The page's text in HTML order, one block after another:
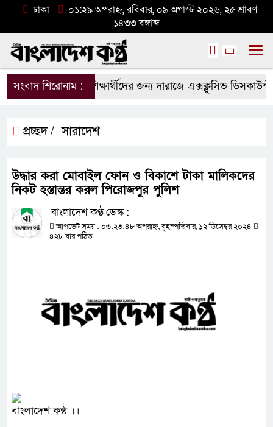
ঢাকা
০১:২৯ অপরাহ্ন, রবিবার, ০৯ অগাস্ট ২০২৬, ২৫ শ্রাবণ
১৪৩৩ বঙ্গাব্দ
সংবাদ শিরোনাম :শিক্ষার্থীদের জন্য দারাজে এক্সক্লুসিভ
প্রচ্ছদ / সারাদেশ
উদ্ধার করা মোবাইল ফোন ও বিকাশে টাকা মালিকদের
নিকট হস্তান্তর করল পিরোজপুর পুলিশ
বাংলাদেশ কণ্ঠ ডেস্ক :
আপডেট সময় : ০৩:২৩:৪৮ অপরাহ্ন, বৃহস্পতিবার, ১২ ডিসেম্বর ২০২৪
৪২৮ বার পঠিত
বাংলাদেশ কন্ঠ ।।